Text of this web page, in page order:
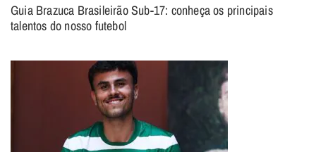
Guia Brazuca Brasileirão Sub-17: conheça os principais
talentos do nosso futebol